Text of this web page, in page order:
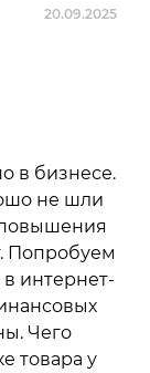
20.09.2025
в бизнесе.
не шли
Попробуем
в интернет-
Чего
товара у